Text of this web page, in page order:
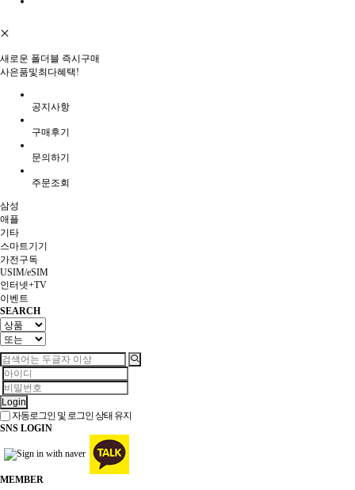
새로운 폴더블 즉시구매
사은품및최다혜택!
공지사항
구매후기
문의하기
주문조회
삼성
애플
기타
스마트기기
가전구독
USIM/eSIM
인터넷+TV
이벤트
SEARCH
Login
자동로그인 및 로그인 상태 유지
SNS LOGIN
MEMBER